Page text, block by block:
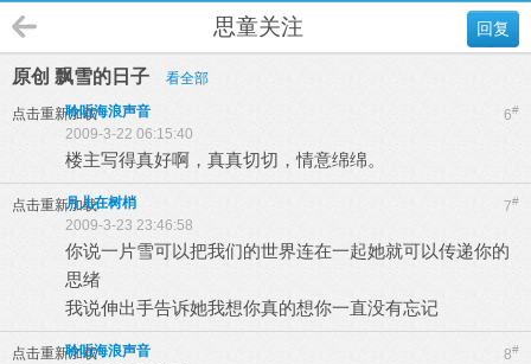
回复
思童关注
原创 飘雪的日子 看全部
点击重新加载 6#
聆听海浪声音
2009-3-22 06:15:40
楼主写得真好啊，真真切切，情意绵绵。
点击重新加载 7#
月儿在树梢
2009-3-23 23:46:58
你说一片雪可以把我们的世界连在一起她就可以传递你的
思绪
我说伸出手告诉她我想你真的想你一直没有忘记
点击重新加载 8#
聆听海浪声音